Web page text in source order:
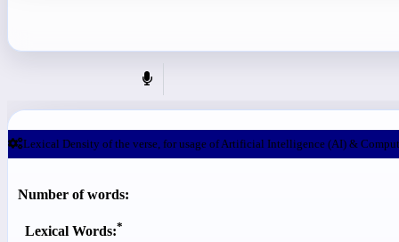
Lexical Density of the verse, for usage of Artificial Intelligence (AI) &
Number of words:
Lexical Words:*